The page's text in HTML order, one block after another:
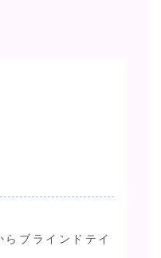
ブラインドテイ